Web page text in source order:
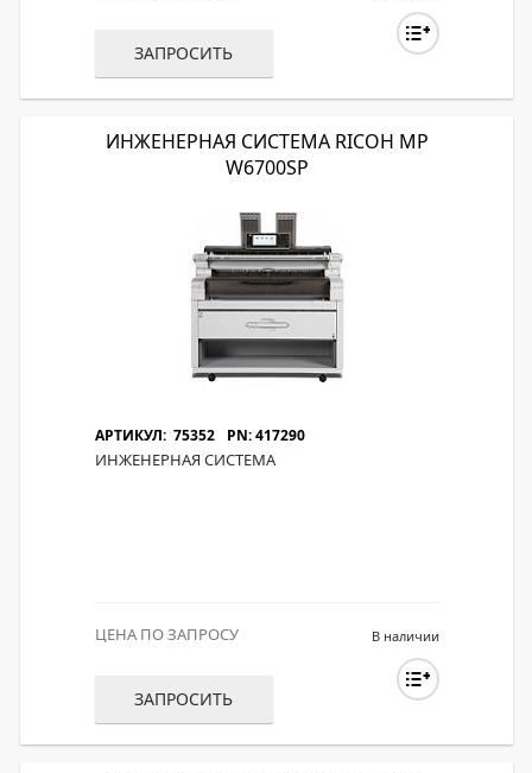
ЗАПРОСИТЬ
ИНЖЕНЕРНАЯ СИСТЕМА RICOH MP
W6700SP
АРТИКУЛ: 75352 PN: 417290
ИНЖЕНЕРНАЯ СИСТЕМА
ЦЕНА ПО ЗАПРОСУ В наличии
ЗАПРОСИТЬ